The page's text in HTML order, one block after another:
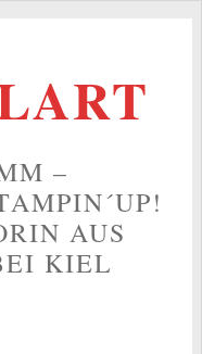
–
AUS
KIEL